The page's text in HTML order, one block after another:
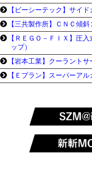
【ビーシーテック】サイ
【三共製作所】ＣＮＣ傾
【ＲＥＧＯ－ＦＩＸ】圧
ップ）
【岩本工業】クーラント
【Ｅプラン】スーパーア